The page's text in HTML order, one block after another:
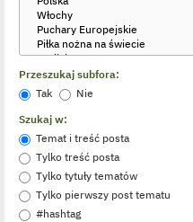
Przeszukaj subfora:
Tak
Nie
Szukaj w:
Temat i treść posta
Tylko treść posta
Tylko tytuły tematów
Tylko pierwszy post tematu
#hashtag